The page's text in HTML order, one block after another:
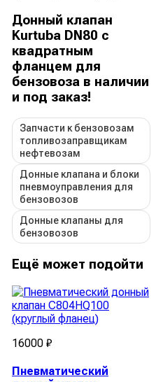
Донный клапан
Kurtuba DN80 с
квадратным
фланцем для
бензовоза в наличии
и под заказ!
Запчасти к бензовозам
топливозаправщикам
нефтевозам
Донные клапана и блоки
пневмоуправления для
бензовозов
Донные клапаны для
бензовозов
Ещё может подойти
16000 ₽
Пневматический